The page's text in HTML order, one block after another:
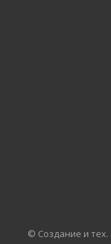
© Создание и тех.